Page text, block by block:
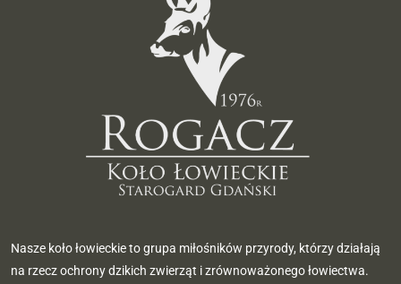
Nasze koło łowieckie to grupa miłośników przyrody, którzy działają
na rzecz ochrony dzikich zwierząt i zrównoważonego łowiectwa.